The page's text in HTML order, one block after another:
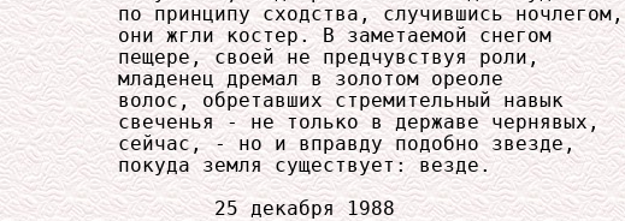
     по принципу сходства, случившись ночлегом,
     они жгли костер. В заметаемой снегом
     пещере, своей не предчувствуя роли,
     младенец дремал в золотом ореоле
     волос, обретавших стремительный навык
     свеченья - не только в державе чернявых,
     сейчас, - но и вправду подобно звезде,
     покуда земля существует: везде.
             25 декабря 1988